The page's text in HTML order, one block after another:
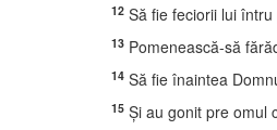
12 Să fie feciorii lui
13 Pomenească-să
14 Să fie înaintea
15 Şi au gonit pre omul